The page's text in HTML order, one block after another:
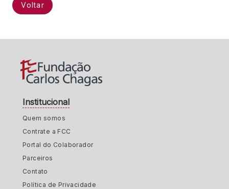
Voltar
Institucional
Quem somos
Contrate a FCC
Portal do Colaborador
Parceiros
Contato
Política de Privacidade